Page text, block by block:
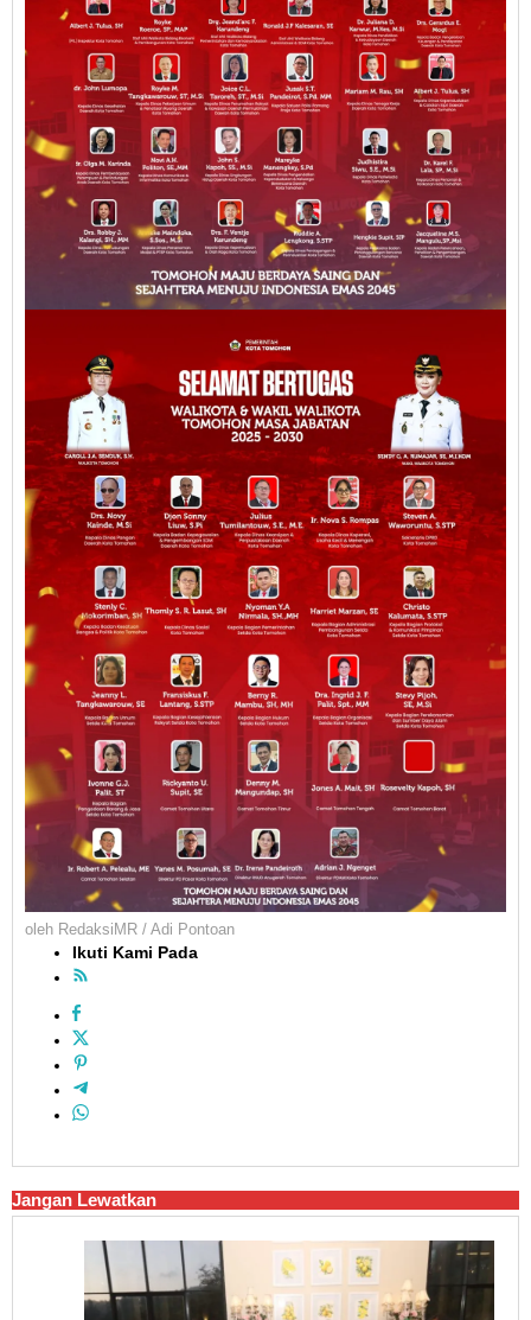
oleh RedaksiMR / Adi Pontoan
Ikuti Kami Pada
Jangan Lewatkan